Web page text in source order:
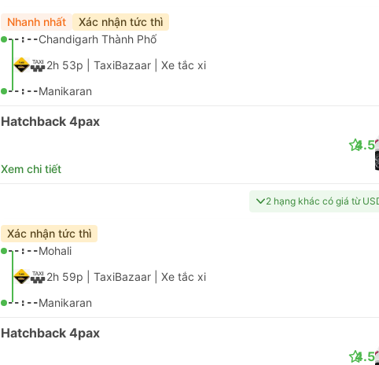
Nhanh nhất Xác nhận tức thì
--:--Chandigarh Thành Phố
2h 53p | TaxiBazaar Xe tắc xi
--:--Manikaran
Hatchback 4pax
Xem chi tiết
4.5
2 hạng khác có giá từ
Xác nhận tức thì
--:--Mohali
2h 59p | TaxiBazaar Xe tắc xi
--:--Manikaran
Hatchback 4pax
4.5